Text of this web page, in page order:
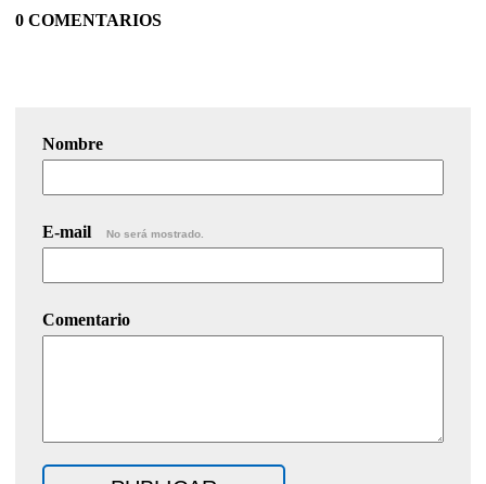
0 COMENTARIOS
Nombre
E-mail No será mostrado.
Comentario